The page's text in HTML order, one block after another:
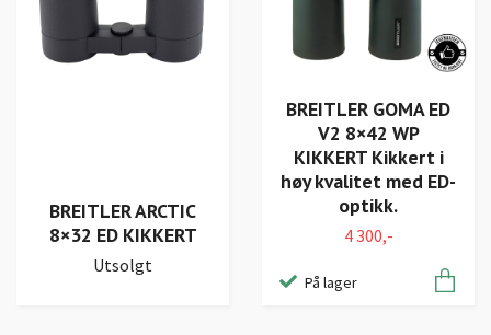
BREITLER ARCTIC
8×32 ED KIKKERT
Utsolgt
BREITLER GOMA ED
V2 8×42 WP
KIKKERT Kikkert i
høy kvalitet med ED-
optikk.
4 300,-
På lager